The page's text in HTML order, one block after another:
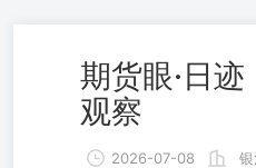
期货眼·日
观察
2026-07-08